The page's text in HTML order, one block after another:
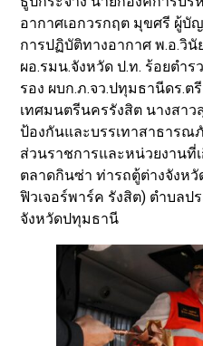
อากาศเอกวรกฤต มุขศรี ผู้
การปฏิบัติทางอากาศ พ.อ.วินั
ผอ.รมน.จังหวัด ป.ท. ร้อยตำ
รอง ผบก.ภ.จว.ปทุมธานีดร.ต
เทศมนตรีนครรังสิต นางสา
ป้องกันและบรรเทาสาธาร
ส่วนราชการและหน่วยงานที่
ตลาดกินซ่า ท่ารถตู้ต่างจังห
ฟิวเจอร์พาร์ค รังสิต) ตำบลป
จังหวัดปทุมธานี